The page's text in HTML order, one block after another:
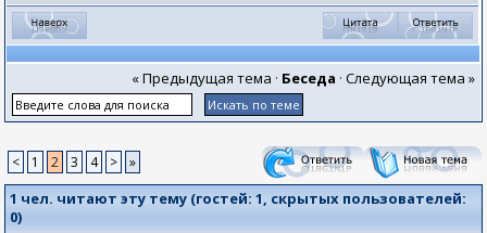
« Предыдущая тема · Беседа · Следующая тема »
< 1 2 3 4 > »
1 чел. читают эту тему (гостей:1, скрытых пользователей:
0)